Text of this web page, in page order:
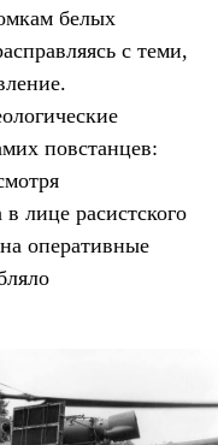
белых
с теми,
повстанцев:
лице расистского
оперативные